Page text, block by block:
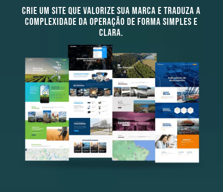
Crie um Site que valorize sua marca e traduza a
complexidade da operação de forma simples e
clara.